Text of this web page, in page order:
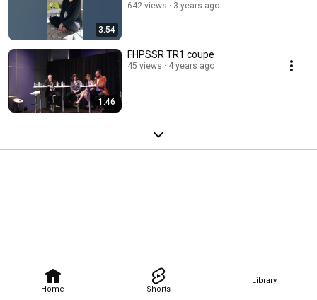
Home Shorts
Library
3:54
642 views 3 years ago
1:46
FHPSSR TR1 coupe
45 views 4 years ago